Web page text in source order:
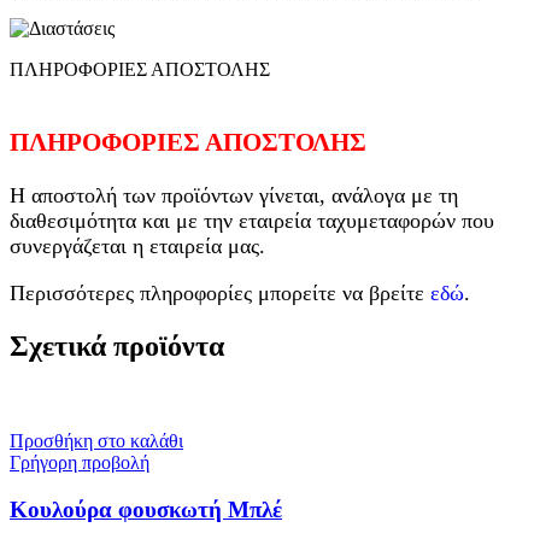
ΠΛΗΡΟΦΟΡΙΕΣ ΑΠΟΣΤΟΛΗΣ
ΠΛΗΡΟΦΟΡΙΕΣ ΑΠΟΣΤΟΛΗΣ
Η αποστολή των προϊόντων γίνεται, ανάλογα με τη
διαθεσιμότητα και με την εταιρεία ταχυμεταφορών που
συνεργάζεται η εταιρεία μας.
Περισσότερες πληροφορίες μπορείτε να βρείτε εδώ.
Σχετικά προϊόντα
Προσθήκη στο καλάθι
Γρήγορη προβολή
Κουλούρα φουσκωτή Μπλέ